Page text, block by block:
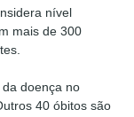
nível
mais de 300
doença no
40 óbitos são